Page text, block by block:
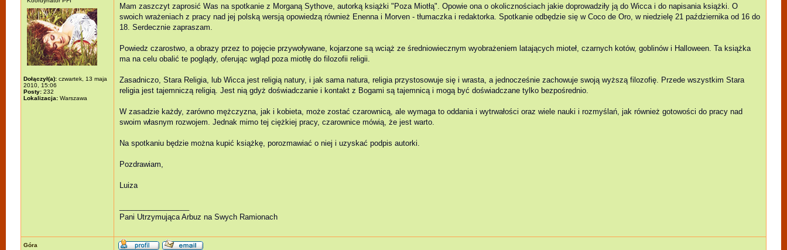
Dołączył(a): czwartek, 13 maja
2010, 15:06
Posty: 232
Lokalizacja: Warszawa
Mam zaszczyt zaprosić Was na spotkanie z Morganą Sythove, autorką książki "Poza Miotłą". Opowie ona o okolicznościach jakie doprowadziły ją do Wicca i do napisania książki. O
swoich wrażeniach z pracy nad jej polską wersją opowiedzą również Enenna i Morven - tłumaczka i redaktorka. Spotkanie odbędzie się w Coco de Oro, w niedzielę 21 października od 16 do
18. Serdecznie zapraszam.
Powiedz czarostwo, a obrazy przez to pojęcie przywoływane, kojarzone są wciąż ze średniowiecznym wyobrażeniem latających mioteł, czarnych kotów, goblinów i Halloween. Ta książka
ma na celu obalić te poglądy, oferując wgląd poza miotłę do filozofii religii.
Zasadniczo, Stara Religia, lub Wicca jest religią natury, i jak sama natura, religia przystosowuje się i wrasta, a jednocześnie zachowuje swoją wyższą filozofię. Przede wszystkim Stara
religia jest tajemniczą religią. Jest nią gdyż doświadczanie i kontakt z Bogami są tajemnicą i mogą być doświadczane tylko bezpośrednio.
W zasadzie każdy, zarówno mężczyzna, jak i kobieta, może zostać czarownicą, ale wymaga to oddania i wytrwałości oraz wiele nauki i rozmyślań, jak również gotowości do pracy nad
swoim własnym rozwojem. Jednak mimo tej ciężkiej pracy, czarownice mówią, że jest warto.
Na spotkaniu będzie można kupić książkę, porozmawiać o niej i uzyskać podpis autorki.
Pozdrawiam,
Luiza
Pani Utrzymująca Arbuz na Swych Ramionach
Góra